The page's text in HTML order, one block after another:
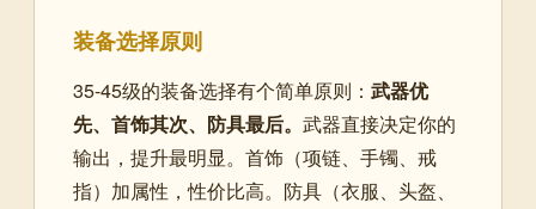
装备选择原则
35-45级的装备选择有个简单原则： 武器优
先、首饰其次、防具最后。 武器直接决定你的
输出，提升最明显。首饰（项链、手镯、戒
指）加属性，性价比高。防具（衣服、头盔、